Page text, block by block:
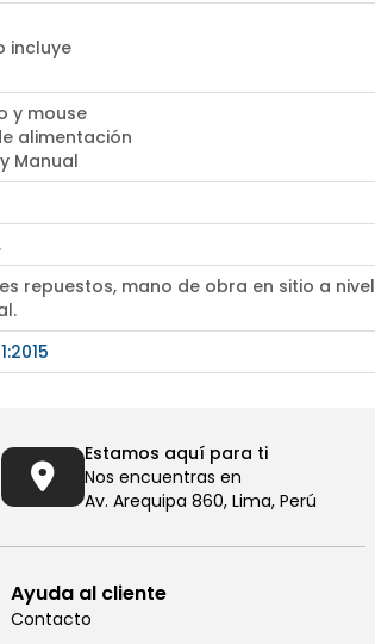
incluye
y mouse
alimentación
Manual
repuestos, mano de obra en sitio a nivel
Estamos aquí para ti
Nos encuentras en
Av. Arequipa 860, Lima, Perú
Ayuda al cliente
Contacto